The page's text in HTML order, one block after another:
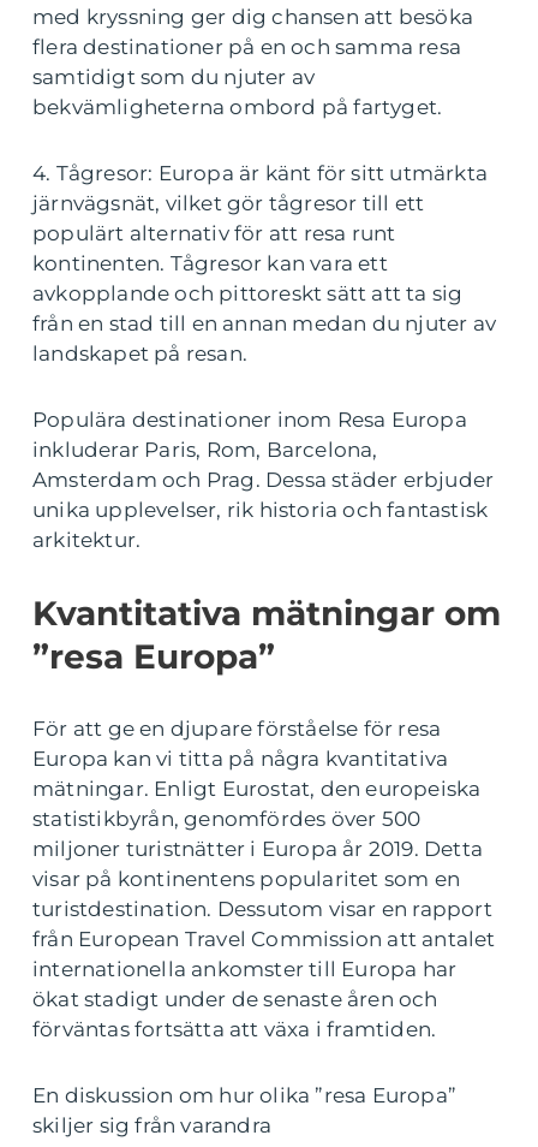
med kryssning ger dig chansen att besöka
flera destinationer på en och samma resa
samtidigt som du njuter av
bekvämligheterna ombord på fartyget.
4. Tågresor: Europa är känt för sitt utmärkta
järnvägsnät, vilket gör tågresor till ett
populärt alternativ för att resa runt
kontinenten. Tågresor kan vara ett
avkopplande och pittoreskt sätt att ta sig
från en stad till en annan medan du njuter av
landskapet på resan.
Populära destinationer inom Resa Europa
inkluderar Paris, Rom, Barcelona,
Amsterdam och Prag. Dessa städer erbjuder
unika upplevelser, rik historia och fantastisk
arkitektur.
Kvantitativa mätningar om
”resa Europa”
För att ge en djupare förståelse för resa
Europa kan vi titta på några kvantitativa
mätningar. Enligt Eurostat, den europeiska
statistikbyrån, genomfördes över 500
miljoner turistnätter i Europa år 2019. Detta
visar på kontinentens popularitet som en
turistdestination. Dessutom visar en rapport
från European Travel Commission att antalet
internationella ankomster till Europa har
ökat stadigt under de senaste åren och
förväntas fortsätta att växa i framtiden.
En diskussion om hur olika ”resa Europa”
skiljer sig från varandra